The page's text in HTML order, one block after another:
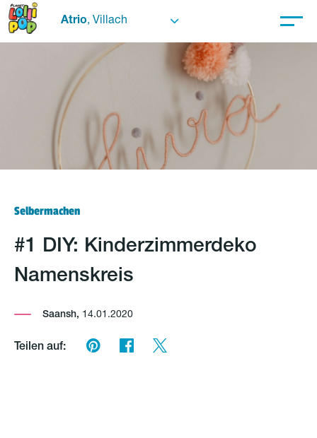
Atrio, Villach
Selbermachen
#1 DIY: Kinderzimmerdeko
Namenskreis
Saansh, 14.01.2020
Teilen auf: